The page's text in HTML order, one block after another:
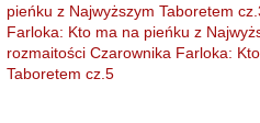
pieńku z Najwyższym Taboretem
Farloka: Kto ma na pieńku z
rozmaitości Czarownika Farloka:
Taboretem cz.5